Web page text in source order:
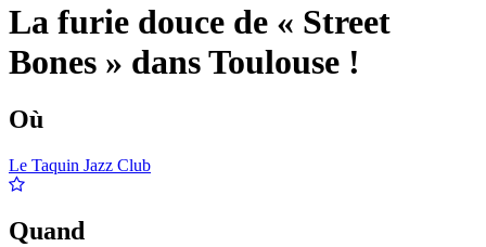
La furie douce de « Street
Bones » dans Toulouse !
Où
Le Taquin Jazz Club
Quand